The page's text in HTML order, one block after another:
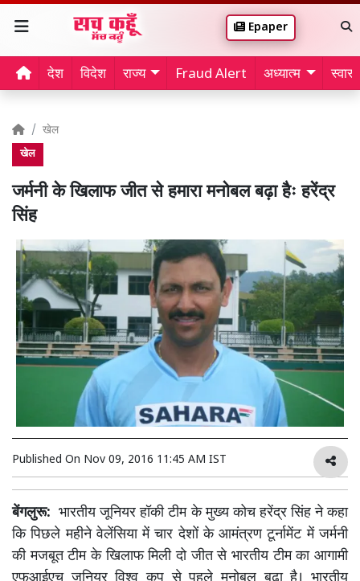
Epaper
देश विदेश राज्य Fraud Alert अध्यात्म
खेल
खेल
जर्मनी के खिलाफ जीत से हमारा मनोबल बढ़ा हैः हरेंद्र
सिंह
Published On Nov 09, 2016 11:45 AM IST
बेंगलुरू: भारतीय जूनियर हॉकी टीम के मुख्य कोच हरेंद्र सिंह ने कहा
कि पिछले महीने वेलेंसिया में चार देशों के आमंत्रण टूर्नामेंट में जर्मनी
की मजबूत टीम के खिलाफ मिली दो जीत से भारतीय टीम का आगामी